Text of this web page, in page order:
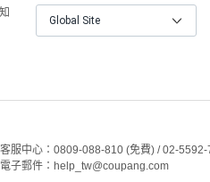
Global Site
客服中心：0809-088-810 (免費) / 02-
電子郵件：help_tw@coupang.com